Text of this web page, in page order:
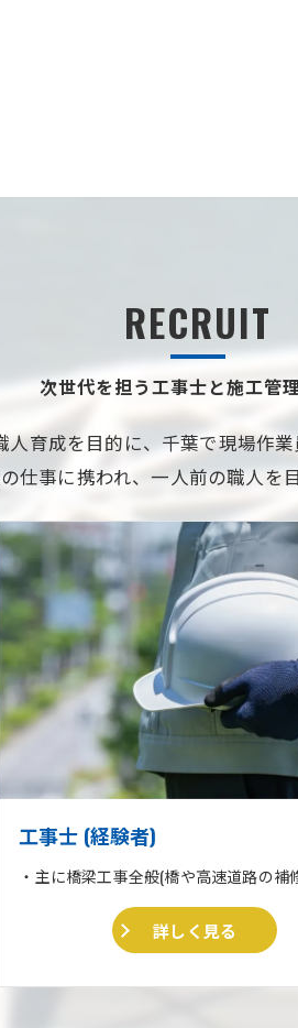
RECRUIT
次世代を担う工事士と施工管
育成を目的に、千葉で現場作
仕事に携われ、一人前の職人を
工事士 (経験者)
詳しく見る